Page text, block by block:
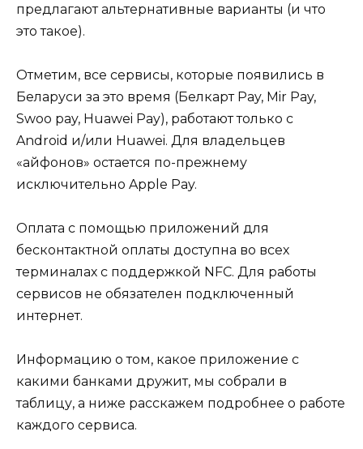
предлагают альтернативные варианты (и что
это такое).
Отметим, все сервисы, которые появились в
Беларуси за это время (Белкарт Pay, Mir Pay,
Swoo pay, Huawei Pay), работают только с
Android и/или Huawei. Для владельцев
«айфонов» остается по-прежнему
исключительно Apple Pay.
Оплата с помощью приложений для
бесконтактной оплаты доступна во всех
терминалах с поддержкой NFC. Для работы
сервисов не обязателен подключенный
интернет.
Информацию о том, какое приложение с
какими банками дружит, мы собрали в
таблицу, а ниже расскажем подробнее о работе
каждого сервиса.